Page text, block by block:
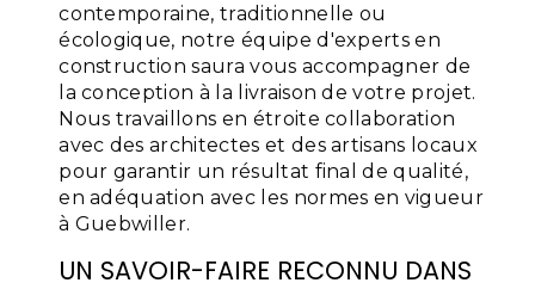
contemporaine, traditionnelle ou
écologique, notre équipe d'experts en
construction saura vous accompagner de
la conception à la livraison de votre projet.
Nous travaillons en étroite collaboration
avec des architectes et des artisans locaux
pour garantir un résultat final de qualité,
en adéquation avec les normes en vigueur
à Guebwiller.
UN SAVOIR-FAIRE RECONNU DANS